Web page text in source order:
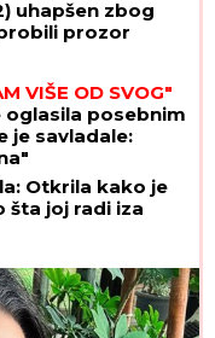
uhapšen zbog
prozor
VIŠE OD SVOG"
oglasila posebnim
je savladale:
Otkrila kako je
šta joj radi iza